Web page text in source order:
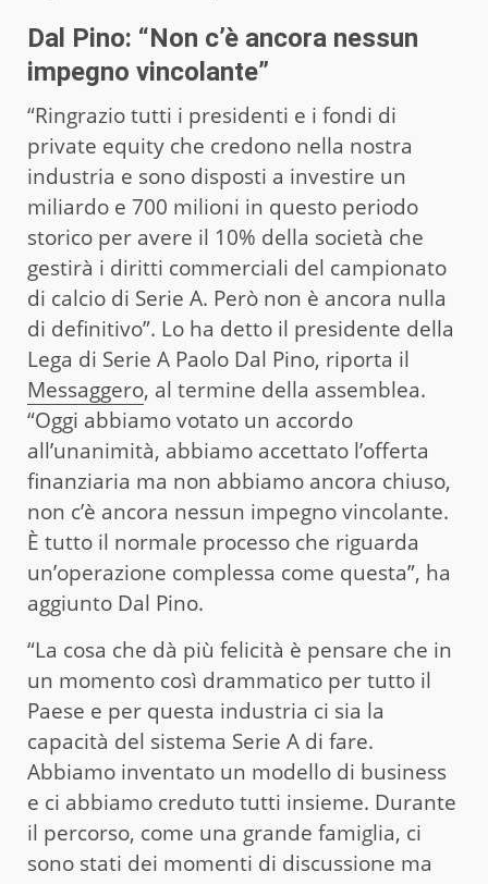
Dal Pino: “Non c’è ancora nessun
impegno vincolante”
“Ringrazio tutti i presidenti e i fondi di
private equity che credono nella nostra
industria e sono disposti a investire un
miliardo e 700 milioni in questo periodo
storico per avere il 10% della società che
gestirà i diritti commerciali del campionato
di calcio di Serie A. Però non è ancora nulla
di definitivo”. Lo ha detto il presidente della
Lega di Serie A Paolo Dal Pino, riporta il
Messaggero, al termine della assemblea.
“Oggi abbiamo votato un accordo
all’unanimità, abbiamo accettato l’offerta
finanziaria ma non abbiamo ancora chiuso,
non c’è ancora nessun impegno vincolante.
È tutto il normale processo che riguarda
un’operazione complessa come questa”, ha
aggiunto Dal Pino.
“La cosa che dà più felicità è pensare che in
un momento così drammatico per tutto il
Paese e per questa industria ci sia la
capacità del sistema Serie A di fare.
Abbiamo inventato un modello di business
e ci abbiamo creduto tutti insieme. Durante
il percorso, come una grande famiglia, ci
sono stati dei momenti di discussione ma